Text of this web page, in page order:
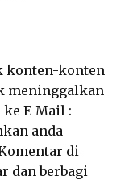
konten-konten
meninggalkan
E-Mail :
anda
di
dan berbagi